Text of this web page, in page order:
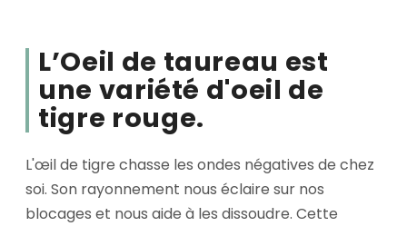
L’Oeil de taureau est
une variété d'oeil de
tigre rouge.
L'œil de tigre chasse les ondes négatives de chez
soi. Son rayonnement nous éclaire sur nos
blocages et nous aide à les dissoudre. Cette